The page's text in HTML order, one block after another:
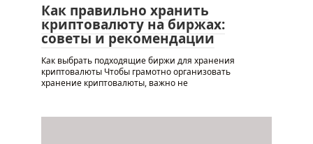
Как правильно хранить
криптовалюту на биржах:
советы и рекомендации
Как выбрать подходящие биржи для хранения
криптовалюты Чтобы грамотно организовать
хранение криптовалюты, важно не